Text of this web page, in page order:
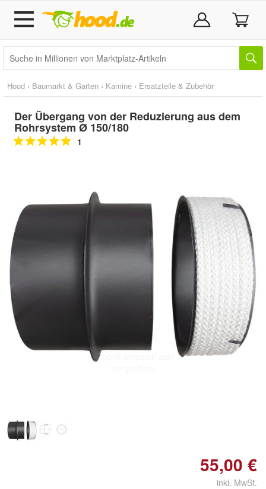
Hood › Baumarkt & Garten › Kamine › Ersatzteile & Zubehör
Der Übergang von der Reduzierung aus dem
Rohrsystem Ø 150/180
1
Doppelt antippen zum
55,00 €
inkl. MwSt.